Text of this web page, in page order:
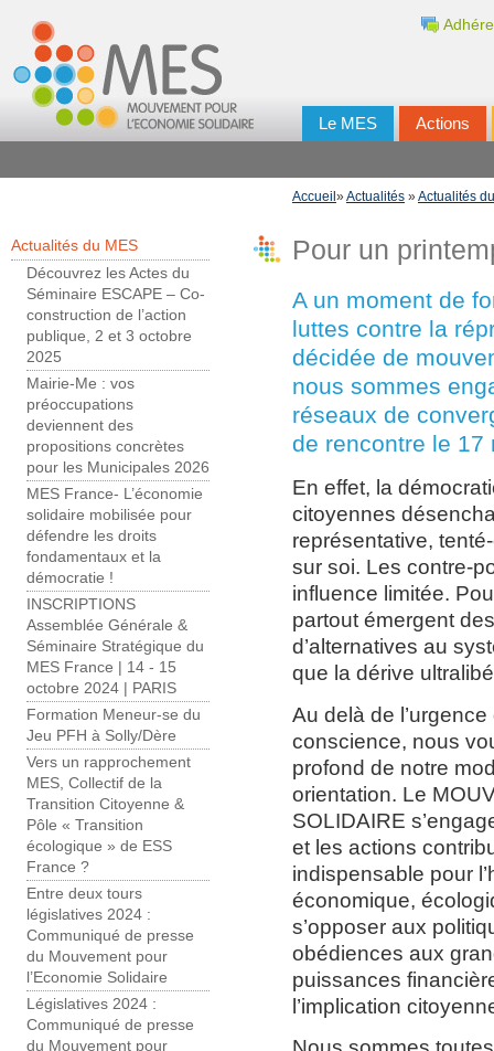
Le MES Actions
Accueil »Actualités »Actualités
Actualités du MES
Découvrez les Actes du
Séminaire ESCAPE – Co-
construction de l’action
publique, 2 et 3 octobre
2025
Mairie-Me : vos
préoccupations
deviennent des
propositions concrètes
pour les Municipales 2026
MES France- L’économie
solidaire mobilisée pour
défendre les droits
fondamentaux et la
démocratie !
INSCRIPTIONS
Assemblée Générale &
Séminaire Stratégique du
MES France | 14 - 15
octobre 2024 | PARIS
Formation Meneur-se du
Jeu PFH à Solly/Dère
Vers un rapprochement
MES, Collectif de la
Transition Citoyenne &
Pôle « Transition
écologique » de ESS
France ?
Entre deux tours
législatives 2024 :
Communiqué de presse
du Mouvement pour
l’Economie Solidaire
Législatives 2024 :
Communiqué de presse
du Mouvement pour
Pour un
A un moment de
luttes contre la
décidée de
nous sommes
réseaux de
de rencontre le 17
En effet, la
citoyennes
représentative,
sur soi. Les contre-
influence limitée.
partout émergent
d’alternatives au
que la dérive
Au delà de
conscience, nous
profond de notre
orientation. Le
SOLIDAIRE
et les actions
indispensable pour
économique,
s’opposer aux
obédiences aux
puissances
l’implication